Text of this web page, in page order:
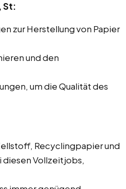
St:
zur Herstellung von Papier
und den
um die Qualität des
Recyclingpapier und
diesen Vollzeitjobs,